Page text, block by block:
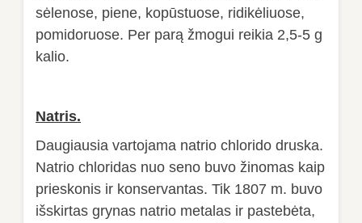
sėlenose, piene, kopūstuose, ridikėliuose,
pomidoruose. Per parą žmogui reikia 2,5-5 g
kalio.
Natris.
Daugiausia vartojama natrio chlorido druska.
Natrio chloridas nuo seno buvo žinomas kaip
prieskonis ir konservantas. Tik 1807 m. buvo
išskirtas grynas natrio metalas ir pastebėta,